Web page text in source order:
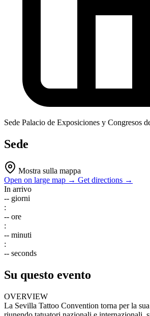
Sede Palacio de Exposiciones y Congresos
Sede
Mostra sulla mappa
Open on large map → Get directions →
In arrivo
-- giorni
:
-- ore
:
-- minuti
:
-- seconds
Su questo evento
OVERVIEW
La Sevilla Tattoo Convention torna per la